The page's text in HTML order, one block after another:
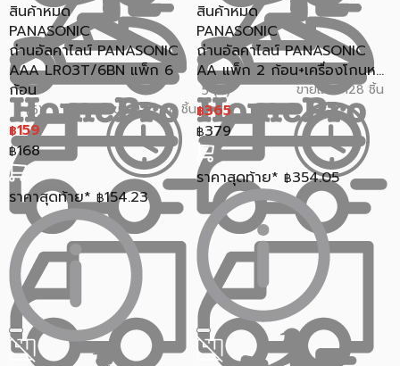
สินค้าหมด
PANASONIC
ถ่านอัลคาไลน์ PANASONIC
AAA LR03T/6BN แพ็ก 6
ก้อน
5 (6) ขายแล้ว 68 ชิ้น
฿159
฿168
ราคาสุดท้าย* ฿154.23
สินค้าหมด
PANASONIC
ถ่านอัลคาไลน์ PANASONIC
AA แพ็ก 2 ก้อน+เครื่องโกนห...
5 (2) ขายแล้ว 128 ชิ้น
฿365
฿379
ราคาสุดท้าย* ฿354.05